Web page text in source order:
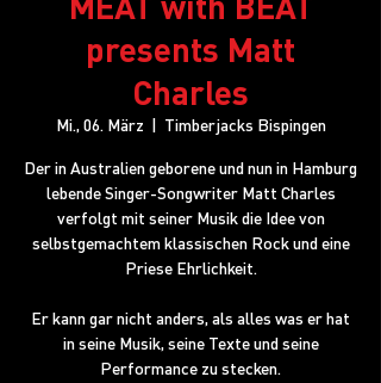
presents Matt
Charles
Mi., 06. März
  |
Timberjacks Bispingen
Der in Australien geborene und nun in Hamburg
lebende Singer-Songwriter Matt Charles
verfolgt mit seiner Musik die Idee von
selbstgemachtem klassischen Rock und eine
Priese Ehrlichkeit.
Er kann gar nicht anders, als alles was er hat
in seine Musik, seine Texte und seine
Performance zu stecken.